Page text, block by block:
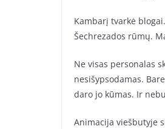
Kambarį tvarkė
Šechrezados rūmų.
Ne visas personalas
nesišypsodamas.
daro jo kūmas. Ir
Animacija viešbutyje